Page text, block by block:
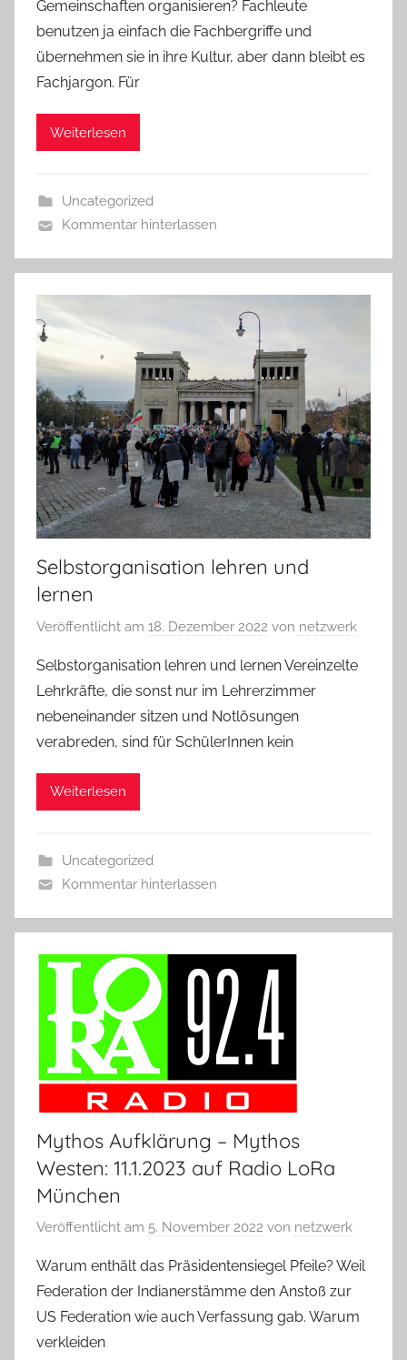
Gemeinschaften organisieren? Fachleute
benutzen ja einfach die Fachbergriffe und
übernehmen sie in ihre Kultur, aber dann bleibt es
Fachjargon. Für
Weiterlesen
Uncategorized
Kommentar hinterlassen
Selbstorganisation lehren und
lernen
Veröffentlicht am 18. Dezember 2022 von netzwerk
Selbstorganisation lehren und lernen Vereinzelte
Lehrkräfte, die sonst nur im Lehrerzimmer
nebeneinander sitzen und Notlösungen
verabreden, sind für SchülerInnen kein
Weiterlesen
Uncategorized
Kommentar hinterlassen
Mythos Aufklärung – Mythos
Westen: 11.1.2023 auf Radio LoRa
München
Veröffentlicht am 5. November 2022 von netzwerk
Warum enthält das Präsidentensiegel Pfeile? Weil
Federation der Indianerstämme den Anstoß zur
US Federation wie auch Verfassung gab. Warum
verkleiden